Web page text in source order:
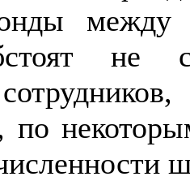
между
не
по